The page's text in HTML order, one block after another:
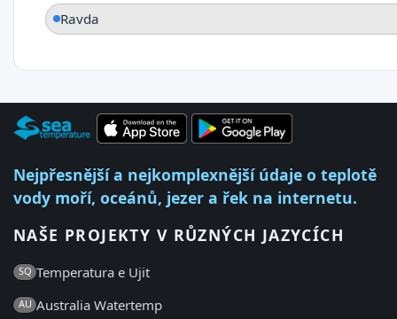
Ravda
Nejpřesnější a nejkomplexnější údaje o teplotě
vody moří, oceánů, jezer a řek na internetu.
NAŠE PROJEKTY V RŮZNÝCH JAZYCÍCH
SQ Temperatura e Ujit
AU Australia Watertemp